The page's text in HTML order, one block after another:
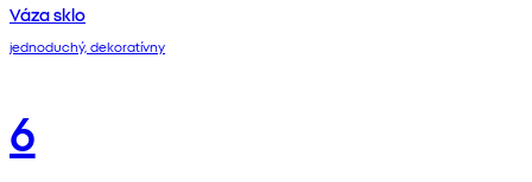
Váza sklo
jednoduchý, dekoratívny
6